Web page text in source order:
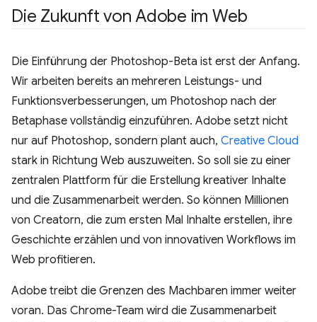
Die Zukunft von Adobe im Web
Die Einführung der Photoshop-Beta ist erst der Anfang.
Wir arbeiten bereits an mehreren Leistungs- und
Funktionsverbesserungen, um Photoshop nach der
Betaphase vollständig einzuführen. Adobe setzt nicht
nur auf Photoshop, sondern plant auch, Creative Cloud
stark in Richtung Web auszuweiten. So soll sie zu einer
zentralen Plattform für die Erstellung kreativer Inhalte
und die Zusammenarbeit werden. So können Millionen
von Creatorn, die zum ersten Mal Inhalte erstellen, ihre
Geschichte erzählen und von innovativen Workflows im
Web profitieren.
Adobe treibt die Grenzen des Machbaren immer weiter
voran. Das Chrome-Team wird die Zusammenarbeit